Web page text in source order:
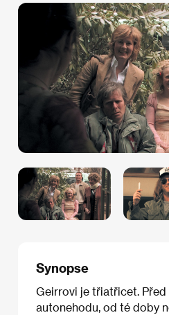
Synopse
Geirrovi je třiatřicet. Před
autonehodu, od té doby